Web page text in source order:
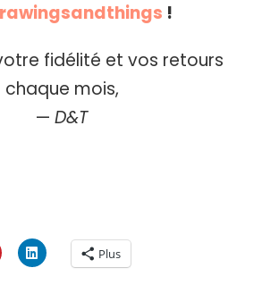
!
fidélité et vos retours
chaque mois,
— D&T
Plus